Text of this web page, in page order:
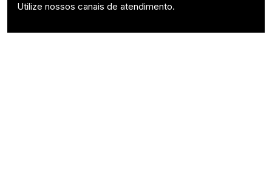
Utilize nossos canais de atendimento.